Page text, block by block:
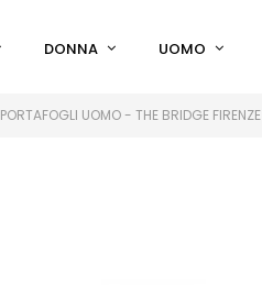
DONNA UOMO
PORTAFOGLI UOMO - THE BRIDGE FIRENZE